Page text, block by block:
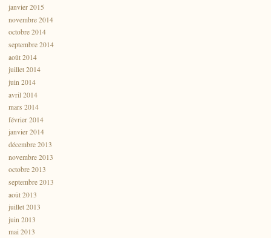
janvier 2015
novembre 2014
octobre 2014
septembre 2014
août 2014
juillet 2014
juin 2014
avril 2014
mars 2014
février 2014
janvier 2014
décembre 2013
novembre 2013
octobre 2013
septembre 2013
août 2013
juillet 2013
juin 2013
mai 2013